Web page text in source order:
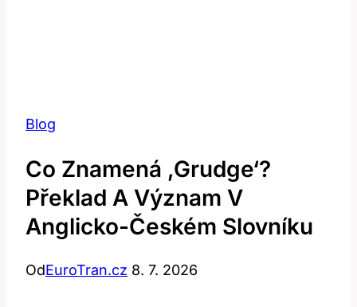
Blog
Co Znamená ‚grudge‘?
Překlad A Význam V
Anglicko-Českém Slovníku
OdEuroTran.cz 8. 7. 2026